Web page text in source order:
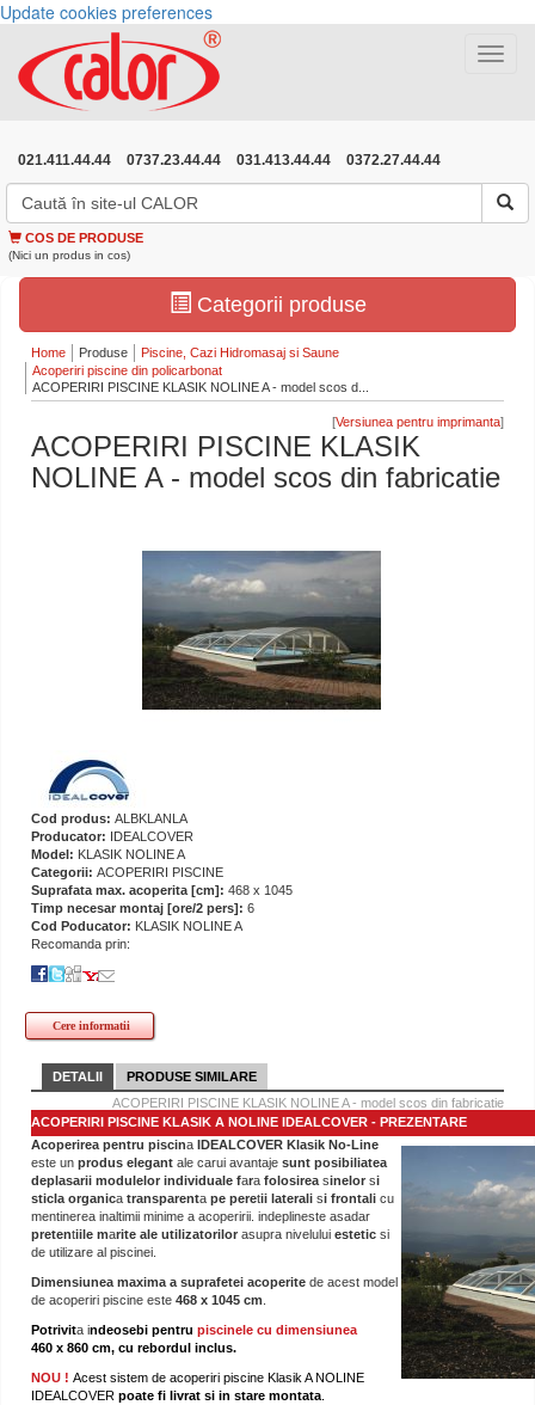
Update cookies preferences
Toggle
021.411.44.44 0737.23.44.44 031.413.44.44 0372.27.44.44
COS DE PRODUSE
(Nici un produs in cos)
Categorii produse
Home Produse
Piscine, Cazi Hidromasaj si Saune
Acoperiri piscine din policarbonat
ACOPERIRI PISCINE KLASIK NOLINE A - model scos d...
[ ]
ACOPERIRI PISCINE KLASIK
NOLINE A - model scos din fabricatie
Cod produs: ALBKLANLA
Producator: IDEALCOVER
Model: KLASIK NOLINE A
Categorii: ACOPERIRI PISCINE
Suprafata max. acoperita [cm]: 468 x 1045
Timp necesar montaj [ore/2 pers]: 6
Cod Poducator: KLASIK NOLINE A
Recomanda prin:
Cere informatii
DETALII
PRODUSE SIMILARE
ACOPERIRI PISCINE KLASIK NOLINE A - model scos din fabricatie
ACOPERIRI PISCINE KLASIK A NOLINE IDEALCOVER - PREZENTARE
Acoperirea pentru piscina IDEALCOVER Klasik No-Line
este un produs elegant ale carui avantaje sunt posibiliatea
deplasarii modulelor individuale fara folosirea sinelor si
sticla organica transparenta pe peretii laterali si frontali cu
mentinerea inaltimii minime a acoperirii. indeplineste asadar
pretentiile marite ale utilizatorilor asupra nivelului estetic si
de utilizare al piscinei.
Dimensiunea maxima a suprafetei acoperite de acest model
de acoperiri piscine este 468 x 1045 cm
Potrivita indeosebi pentru piscinele cu dimensiunea
460 x 860 cm, cu rebordul inclus.
NOU ! Acest sistem de acoperiri piscine Klasik A NOLINE
IDEALCOVER poate fi livrat si in stare montata